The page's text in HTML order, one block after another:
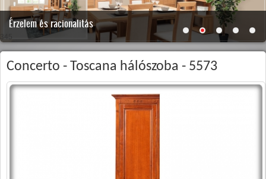
Érzelem és racionalitás
Concerto - Toscana hálószoba - 5573